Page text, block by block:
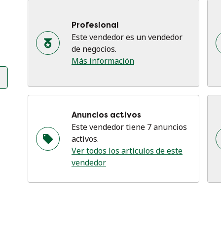
•
Profesional
Este vendedor es un vendedor
de negocios.
Más información
Anuncios activos
Este vendedor tiene 7 anuncios
activos.
Ver todos los artículos de este
vendedor